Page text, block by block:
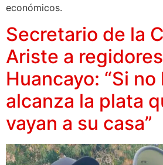
económicos.
Secretario de la
Ariste a
Huancayo: “Si no
alcanza la plata
vayan a su casa”